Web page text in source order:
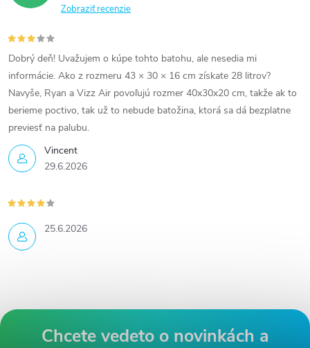
Zobraziť recenzie
Vincent
29.6.2026
Dobrý deň! Uvažujem o kúpe tohto batohu, ale nesedia mi
informácie. Ako z rozmeru 43 × 30 × 16 cm získate 28 litrov?
Navyše, Ryan a Vizz Air povoľujú rozmer 40x30x20 cm, takže ak to
berieme poctivo, tak už to nebude batožina, ktorá sa dá bezplatne
previesť na palubu.
25.6.2026